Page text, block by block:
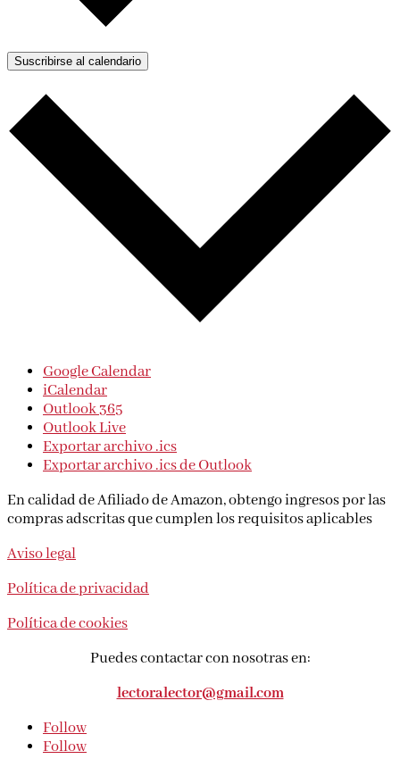
Suscribirse al calendario
Google Calendar
iCalendar
Outlook 365
Outlook Live
Exportar archivo .ics
Exportar archivo .ics de Outlook
En calidad de Afiliado de Amazon, obtengo ingresos por las
compras adscritas que cumplen los requisitos aplicables
Aviso legal
Política de privacidad
Política de cookies
Puedes contactar con nosotras en:
lectoralector@gmail.com
Follow
Follow